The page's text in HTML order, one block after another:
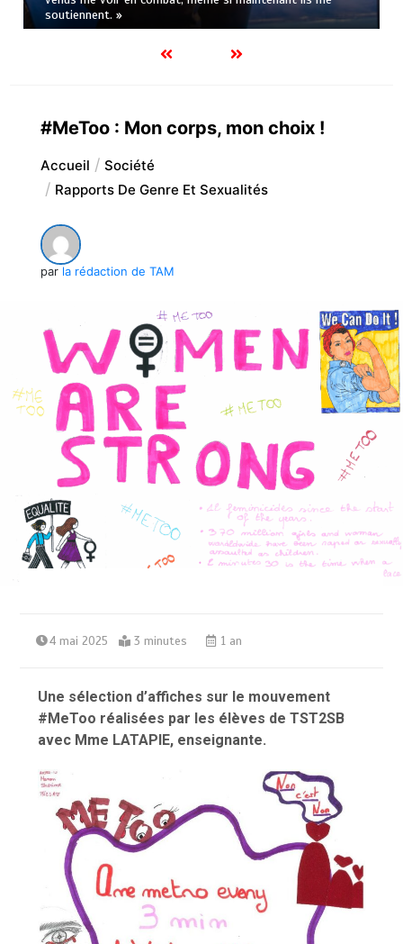
soutiennent. »
#MeToo : Mon corps, mon choix !
Accueil
Société
Rapports De Genre Et Sexualités
par la rédaction de TAM
4 mai 2025 3 minutes 1 an
Une sélection d’affiches sur le mouvement
#MeToo réalisées par les élèves de TST2SB
avec Mme LATAPIE, enseignante.